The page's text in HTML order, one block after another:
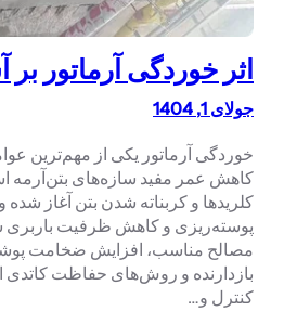
اثر خوردگی آرماتور
جولای 1, 1404
خوردگی آرماتور یکی از مهم‌ترین
کاهش عمر مفید سازه‌های بتن‌آرمه
کلریدها و کربناته شدن بتن آغاز
پوسته‌ریزی و کاهش ظرفیت باربری
مصالح مناسب، افزایش ضخامت
بازدارنده و روش‌های حفاظت کاتدی
کنترل و…